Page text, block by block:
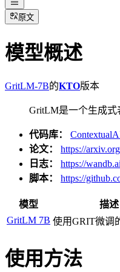
原文
模型概述
GritLM-7B的KTO版本
GritLM是一个生成式
代码库：
论文：
https://
日志：
https://
脚本：
https://
模型
描述
GritLM 7B 使用GRIT微调
使用方法